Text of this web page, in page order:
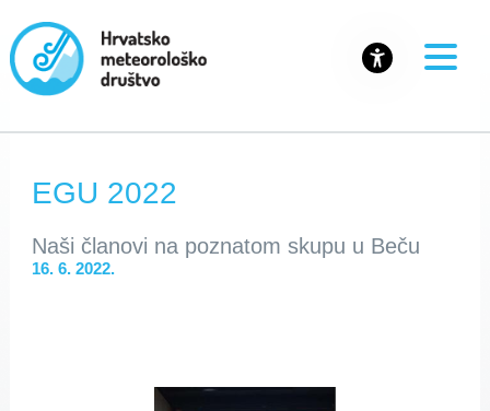
EGU 2022
Naši članovi na poznatom skupu u Beču
16. 6. 2022.